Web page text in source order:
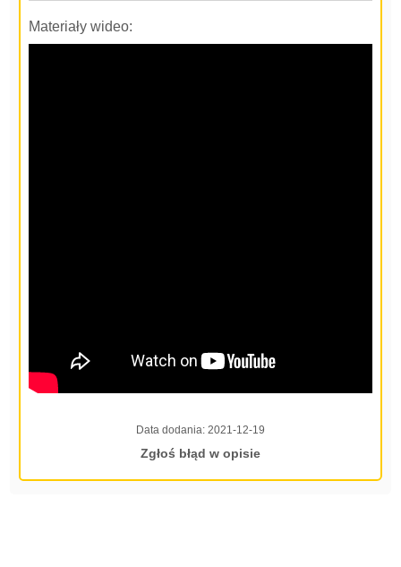
Materiały wideo:
Data dodania: 2021-12-19
Zgłoś błąd w opisie